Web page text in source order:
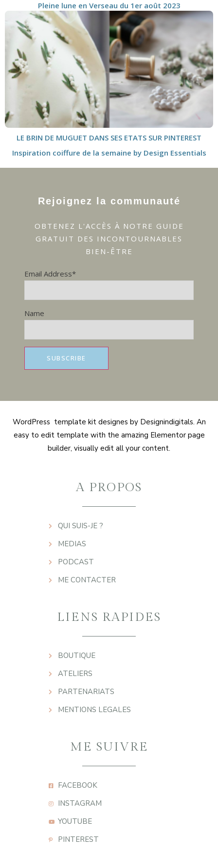
Pleine lune en Verseau du 1er août 2023
LE BRIN DE MUGUET DANS SES ETATS SUR PINTEREST
Inspiration coiffure de la semaine by Design Essentials
Rejoignez la communauté
OBTENEZ L'ACCÈS À NOTRE GUIDE
GRATUIT DES INCONTOURNABLES
BIEN-ÊTRE
Email Address*
Name
WordPress template kit designes by Designindigitals. An
easy to edit template with the amazing Elementor page
builder, visually edit all your content.
A PROPOS
QUI SUIS-JE ?
MEDIAS
PODCAST
ME CONTACTER
LIENS RAPIDES
BOUTIQUE
ATELIERS
PARTENARIATS
MENTIONS LEGALES
ME SUIVRE
FACEBOOK
INSTAGRAM
YOUTUBE
PINTEREST